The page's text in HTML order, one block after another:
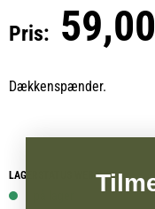
Pris:
Dækkenspænder.
LAGERSTATUS WEBSHOP